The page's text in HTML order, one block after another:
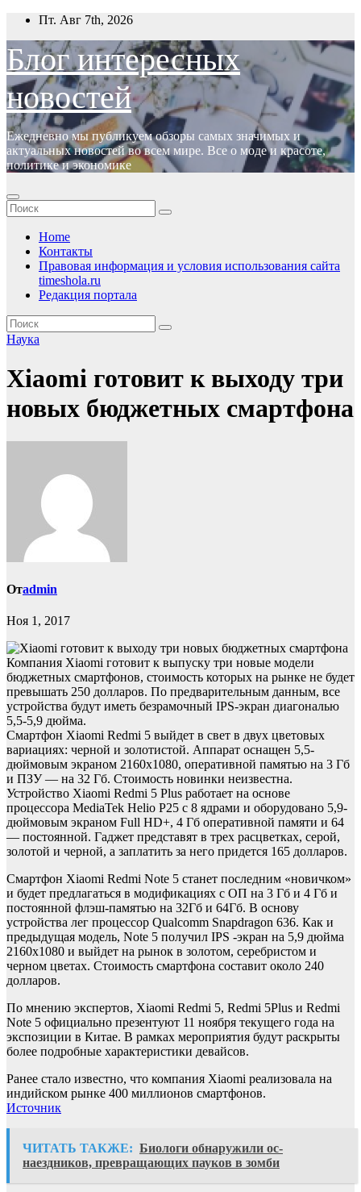
Перейти
содержимому
Пт. Авг 7th, 2026
Блог интересных
новостей
Ежедневно мы публикуем обзоры самых значимых и
актуальных новостей во всем мире. Все о моде и красоте,
политике и экономике
Home
Контакты
Правовая информация и условия использования сайта
timeshola.ru
Редакция портала
Наука
Xiaomi готовит к выходу три
новых бюджетных смартфона
Отadmin
Ноя 1, 2017
Компания Xiaomi готовит к выпуску три новые модели
бюджетных смартфонов, стоимость которых на рынке не будет
превышать 250 долларов. По предварительным данным, все
устройства будут иметь безрамочный IPS-экран диагональю
5,5-5,9 дюйма.
Смартфон Xiaomi Redmi 5 выйдет в свет в двух цветовых
вариациях: черной и золотистой. Аппарат оснащен 5,5-
дюймовым экраном 2160х1080, оперативной памятью на 3 Гб
и ПЗУ — на 32 Гб. Стоимость новинки неизвестна.
Устройство Xiaomi Redmi 5 Plus работает на основе
процессора MediaTek Helio P25 с 8 ядрами и оборудовано 5,9-
дюймовым экраном Full HD+, 4 Гб оперативной памяти и 64
— постоянной. Гаджет представят в трех расцветках, серой,
золотой и черной, а заплатить за него придется 165 долларов.
Смартфон Xiaomi Redmi Note 5 станет последним «новичком»
и будет предлагаться в модификациях с ОП на 3 Гб и 4 Гб и
постоянной флэш-памятью на 32Гб и 64Гб. В основу
устройства лег процессор Qualcomm Snapdragon 636. Как и
предыдущая модель, Note 5 получил IPS -экран на 5,9 дюйма
2160х1080 и выйдет на рынок в золотом, серебристом и
черном цветах. Стоимость смартфона составит около 240
долларов.
По мнению экспертов, Xiaomi Redmi 5, Redmi 5Plus и Redmi
Note 5 официально презентуют 11 ноября текущего года на
экспозиции в Китае. В рамках мероприятия будут раскрыты
более подробные характеристики девайсов.
Ранее стало известно, что компания Xiaomi реализовала на
индийском рынке 400 миллионов смартфонов.
Источник
ЧИТАТЬ ТАКЖЕ: Биологи обнаружили ос-
наездников, превращающих пауков в зомби